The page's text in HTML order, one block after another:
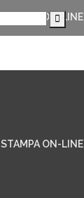
STAMPA ON-LINE
STAMPA ON-LINE